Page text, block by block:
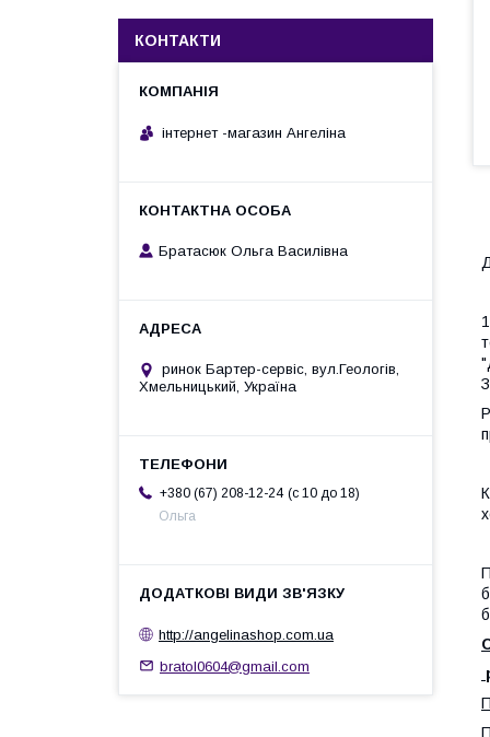
П
КОНТАКТИ
інтернет -магазин Ангеліна
Братасюк Ольга Василівна
ринок Бартер-сервіс, вул.Геологів,
Хмельницький, Україна
+380 (67) 208-12-24 c 10 до 18
Ольга
http://angelinashop.com.ua
bratol0604@gmail.com